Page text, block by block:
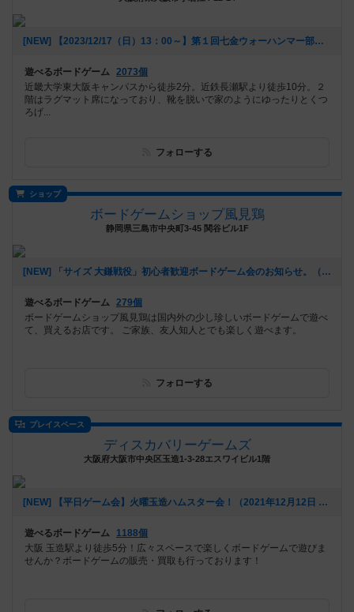
[NEW] 【2023/12/17（日）13：00～】第１回七金ウォーハンマー部（2023年12月06日 16時25分）
遊べるボードゲーム 2073個
近畿大学東大阪キャンパスから徒歩2分。近鉄長瀬駅より徒歩10分。２
階はラグマット席になっており、靴を脱いで家のようにゆったりとくつ
ろげ...
フォローする
ショップ
ボードゲームショップ風見鶏
静岡県三島市中央町3-45 関谷ビル1F
[NEW] 「サイズ 大鎌戦役」初心者歓迎ボードゲーム会のお知らせ。（2022年10月12日 18時03分）
遊べるボードゲーム 279個
ボードゲームショップ風見鶏は国内外の少し珍しいボードゲームで遊べ
て、買えるお店です。 ご家族、友人知人とでも楽しく遊べます。​
フォローする
プレイスペース
ディスカバリーゲームズ
大阪府大阪市中央区玉造1-3-28エスワイビル1階
[NEW] 【平日ゲーム会】火曜玉造ハムスター会！（2021年12月12日 15時29分）
遊べるボードゲーム
1188個
大阪 玉造駅より徒歩5分！広々スペースで楽しくボードゲームで遊びま
せんか？ボードゲームの販売・買取も行っております！